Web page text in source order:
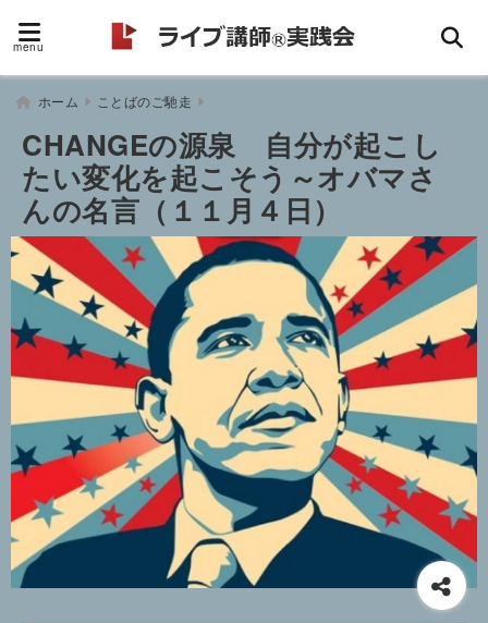
menu
ホーム ことばのご馳走
CHANGEの源泉 自分が起こし
たい変化を起こそう～オバマさ
んの名言（１１月４日）